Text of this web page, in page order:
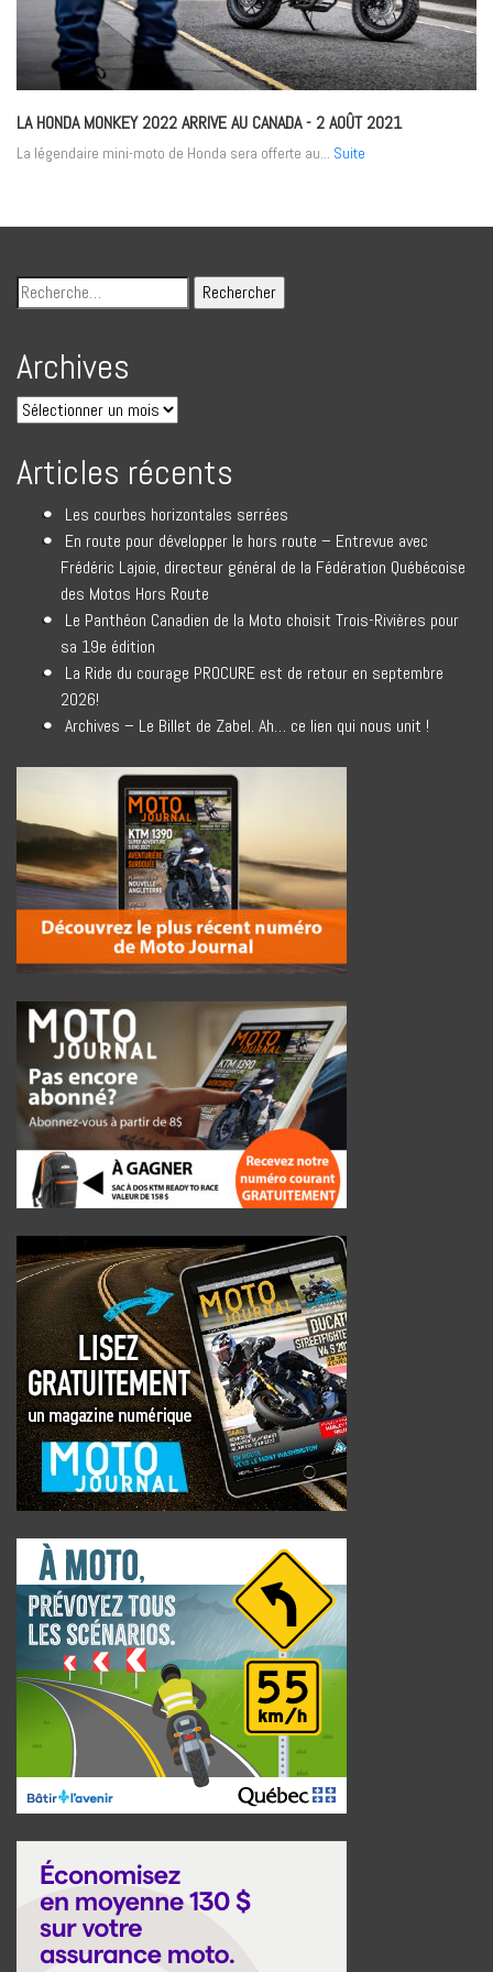
LA HONDA MONKEY 2022 ARRIVE AU CANADA- 2 AOÛT 2021
La légendaire mini-moto de Honda sera offerte au... Suite
Archives
Articles récents
Les courbes horizontales serrées
En route pour développer le hors route – Entrevue avec
Frédéric Lajoie, directeur général de la Fédération Québécoise
des Motos Hors Route
Le Panthéon Canadien de la Moto choisit Trois-Rivières pour
sa 19e édition
La Ride du courage PROCURE est de retour en septembre
2026!
Archives – Le Billet de Zabel. Ah… ce lien qui nous unit !